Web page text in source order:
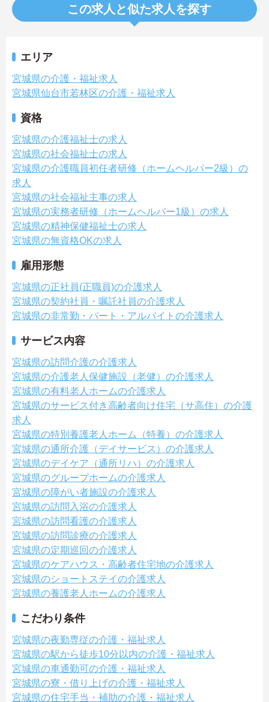
この求人と似た求人を探す
エリア
宮城県の介護・福祉求人
宮城県仙台市若林区の介護・福祉求人
資格
宮城県の介護福祉士の求人
宮城県の社会福祉士の求人
宮城県の介護職員初任者研修（ホームヘルパー2級）の
求人
宮城県の社会福祉主事の求人
宮城県の実務者研修（ホームヘルパー1級）の求人
宮城県の精神保健福祉士の求人
宮城県の無資格OKの求人
雇用形態
宮城県の正社員(正職員)の介護求人
宮城県の契約社員・嘱託社員の介護求人
宮城県の非常勤・パート・アルバイトの介護求人
サービス内容
宮城県の訪問介護の介護求人
宮城県の介護老人保健施設（老健）の介護求人
宮城県の有料老人ホームの介護求人
宮城県のサービス付き高齢者向け住宅（サ高住）の介護
求人
宮城県の特別養護老人ホーム（特養）の介護求人
宮城県の通所介護（デイサービス）の介護求人
宮城県のデイケア（通所リハ）の介護求人
宮城県のグループホームの介護求人
宮城県の障がい者施設の介護求人
宮城県の訪問入浴の介護求人
宮城県の訪問看護の介護求人
宮城県の訪問診療の介護求人
宮城県の定期巡回の介護求人
宮城県のケアハウス・高齢者住宅地の介護求人
宮城県のショートステイの介護求人
宮城県の養護老人ホームの介護求人
こだわり条件
宮城県の夜勤専従の介護・福祉求人
宮城県の駅から徒歩10分以内の介護・福祉求人
宮城県の車通勤可の介護・福祉求人
宮城県の寮・借り上げの介護・福祉求人
宮城県の住宅手当・補助の介護・福祉求人